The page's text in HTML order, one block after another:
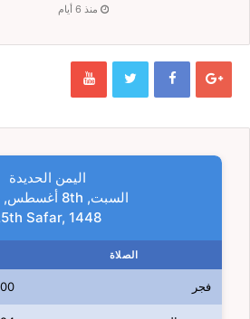
منذ 6 أيام
اليمن الحديدة
السبت, 8th أغسطس, 2026
Safar, 1448
الصلاة
فجر AM